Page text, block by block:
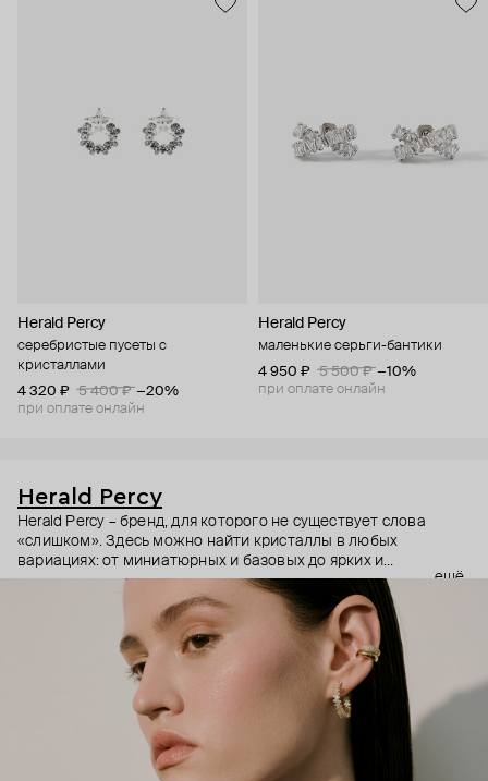
Herald Percy
серебристые пусеты с
кристаллами
4 320 ₽
5 400 ₽ −20%
при оплате онлайн
Herald Percy
маленькие серьги-бантики
4 950 ₽
5 500 ₽ −10%
при оплате онлайн
Herald Percy
Herald Percy – бренд, для которого не существует слова
«слишком». Здесь можно найти кристаллы в любых
вариациях: от миниатюрных и базовых до ярких и
массивных, которые сразу становятся главным элементом
образа. Героиня бренда – девушка из мегаполиса, которой
нужно как минимум 25 часов в сутках, чтобы все успеть, и
внушительный арсенал украшений, чтобы, поменяв серьги,
поехать на вечеринку сразу из офиса.
ещё